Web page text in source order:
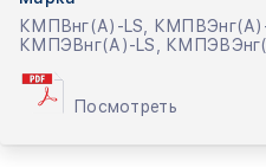
КМПВнг(А)-LS, КМПВЭнг(А)-LS,
КМПЭВнг(А)-LS, КМПЭВЭнг(А)-LS, КМПЭВЭВнг(А)-LS,
T, КМПЭВнг(А)-LS-T, КМПЭВЭнг(А)-LS-T,
КМПЭВЭВЭнг(А)-LS-T
Посмотреть